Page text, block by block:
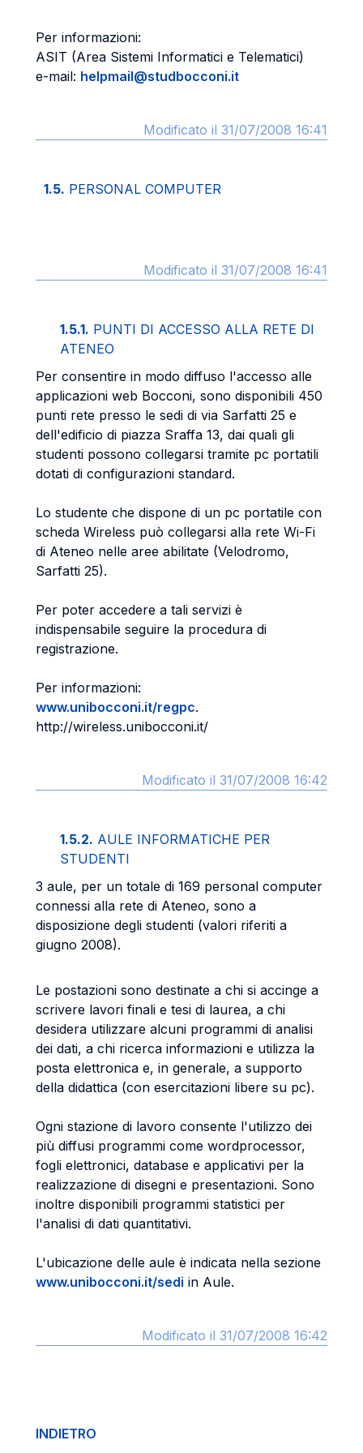
Per informazioni:
ASIT (Area Sistemi Informatici e Telematici)
e-mail: helpmail@studbocconi.it
Modificato il 31/07/2008 16:41
1.5. PERSONAL COMPUTER
Modificato il 31/07/2008 16:41
1.5.1. PUNTI DI ACCESSO ALLA RETE DI
ATENEO
Per consentire in modo diffuso l'accesso alle
applicazioni web Bocconi, sono disponibili 450
punti rete presso le sedi di via Sarfatti 25 e
dell'edificio di piazza Sraffa 13, dai quali gli
studenti possono collegarsi tramite pc portatili
dotati di configurazioni standard.
Lo studente che dispone di un pc portatile con
scheda Wireless può collegarsi alla rete Wi-Fi
di Ateneo nelle aree abilitate (Velodromo,
Sarfatti 25).
Per poter accedere a tali servizi è
indispensabile seguire la procedura di
registrazione.
Per informazioni:
www.unibocconi.it/regpc.
http://wireless.unibocconi.it/
Modificato il 31/07/2008 16:42
1.5.2. AULE INFORMATICHE PER
STUDENTI
3 aule, per un totale di 169 personal computer
connessi alla rete di Ateneo, sono a
disposizione degli studenti (valori riferiti a
giugno 2008).
Le postazioni sono destinate a chi si accinge a
scrivere lavori finali e tesi di laurea, a chi
desidera utilizzare alcuni programmi di analisi
dei dati, a chi ricerca informazioni e utilizza la
posta elettronica e, in generale, a supporto
della didattica (con esercitazioni libere su pc).
Ogni stazione di lavoro consente l'utilizzo dei
più diffusi programmi come wordprocessor,
fogli elettronici, database e applicativi per la
realizzazione di disegni e presentazioni. Sono
inoltre disponibili programmi statistici per
l'analisi di dati quantitativi.
L'ubicazione delle aule è indicata nella sezione
www.unibocconi.it/sedi in Aule.
Modificato il 31/07/2008 16:42
INDIETRO